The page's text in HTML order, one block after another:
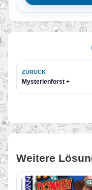
ZURÜCK
Mysterienforst +
Weitere